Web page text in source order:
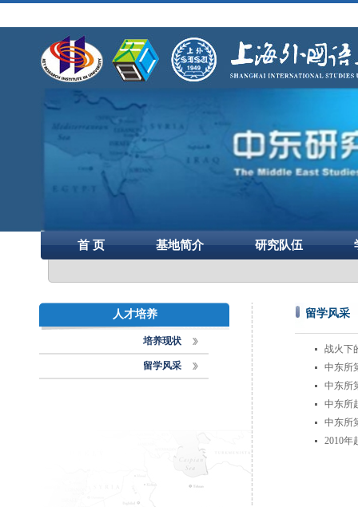
首 页 基地简介 研究队伍
人才培养
培养现状
留学风采
留学风采
战火下
中东所
中东所
中东所
中东所
2010年